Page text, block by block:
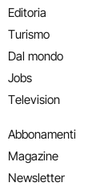
Editoria
Turismo
Dal mondo
Jobs
Television
Abbonamenti
Magazine
Newsletter